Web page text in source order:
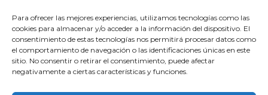
Para ofrecer las mejores experiencias, utilizamos tecnologías como las
cookies para almacenar y/o acceder a la información del dispositivo. El
consentimiento de estas tecnologías nos permitirá procesar datos como
el comportamiento de navegación o las identificaciones únicas en este
sitio. No consentir o retirar el consentimiento, puede afectar
negativamente a ciertas características y funciones.
n
Otras webs de Infoca
cursohomologadolegionella.com
cursosgratis.mainfor.edu.es